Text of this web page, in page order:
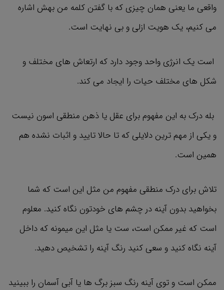
واقعی ما یعنی همان چیزی که با گفتن کلمه من بهش اشاره
می کنیم، یک هویت ازلی و بی نهایت است.
است یک انرژی واحد وجود دارد که ارتعاش های مختلف و
شکل های مختلف حیات را ایجاد می کند.
بله درک به این مفهوم برای عقل یا ذهن منطقی اسون نیست
و یکی از مهم ترین دلایلی که تا حالا تایید و اثبات نشده هم
همین است.
تلاش برای درک منطقی مفهوم من مثل این است که شما
بخواهید بدون آینه در چشم های خودتون نگاه کنید. معلوم
است که غیر ممکن است، ست یا مثل این میمونه که داخل
آینه نگاه کنید و سعی کنید رنگ آینه را تشخیص دهید.
ممکن است و توی آینه رنگ سبز برگ ها یا آبی آسمان را ببینید